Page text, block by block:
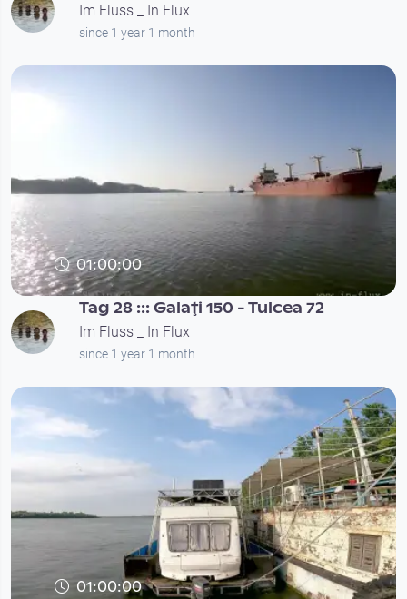
Im Fluss _ In Flux
since 1 year 1 month
01:00:00
Tag 28 ::: Galaţi 150 - Tulcea 72
Im Fluss _ In Flux
since 1 year 1 month
01:00:00